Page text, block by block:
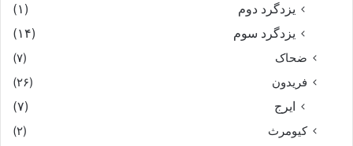
یزدگرد دوم
(۱)
یزدگرد سوم
(۱۴)
ضحاک
(۷)
فریدون
(۲۶)
ایرج
(۷)
کیومرث
(۲)